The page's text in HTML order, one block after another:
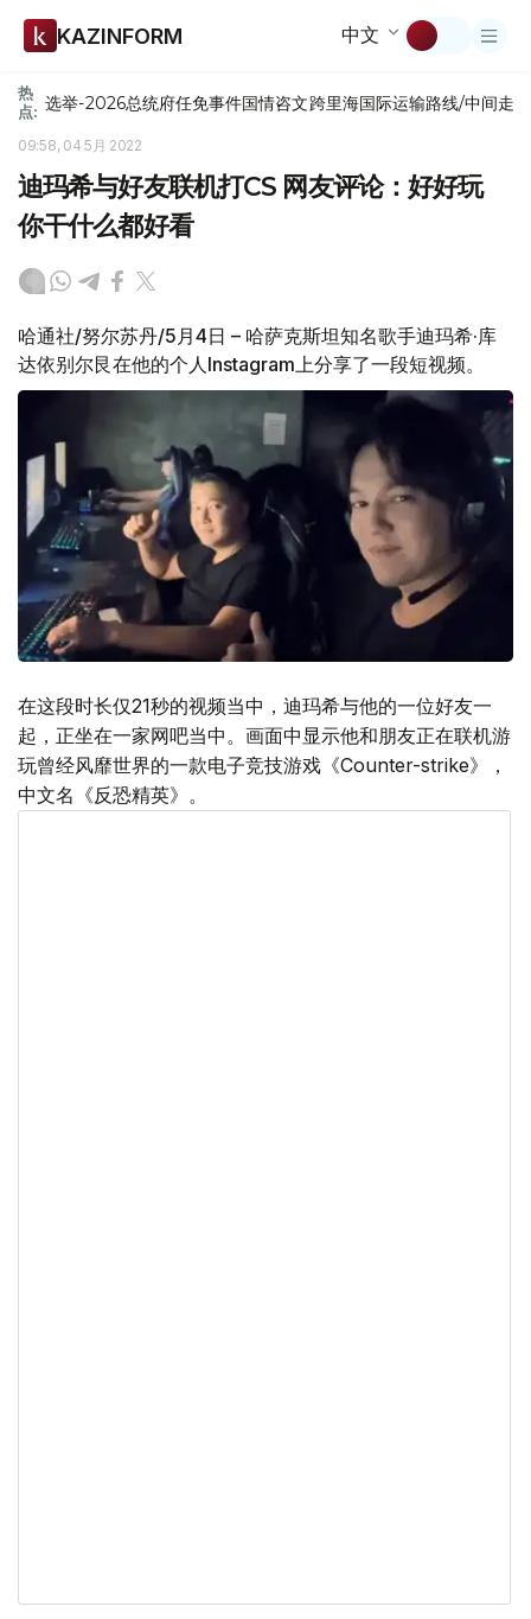
KAZINFORM 中文
热
点: 选举-2026总统府任免事件国情咨文跨里海国际运输路线/中间走廊
09:58, 04 5月 2022
迪玛希与好友联机打CS 网友评论：好好玩
你干什么都好看
哈通社/努尔苏丹/5月4日 – 哈萨克斯坦知名歌手迪玛希·库
达依别尔艮在他的个人Instagram上分享了一段短视频。
在这段时长仅21秒的视频当中，迪玛希与他的一位好友一
起，正坐在一家网吧当中。画面中显示他和朋友正在联机游
玩曾经风靡世界的一款电子竞技游戏《Counter-strike》，
中文名《反恐精英》。